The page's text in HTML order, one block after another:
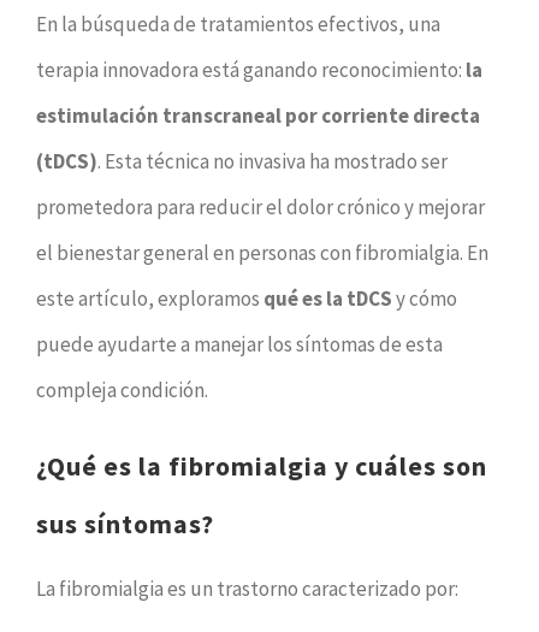
En la búsqueda de tratamientos efectivos, una
terapia innovadora está ganando reconocimiento: la
estimulación transcraneal por corriente directa
(tDCS). Esta técnica no invasiva ha mostrado ser
prometedora para reducir el dolor crónico y mejorar
el bienestar general en personas con fibromialgia. En
este artículo, exploramos qué es la tDCSy cómo
puede ayudarte a manejar los síntomas de esta
compleja condición.
¿Qué es la fibromialgia y cuáles son
sus síntomas?
La fibromialgia es un trastorno caracterizado por: